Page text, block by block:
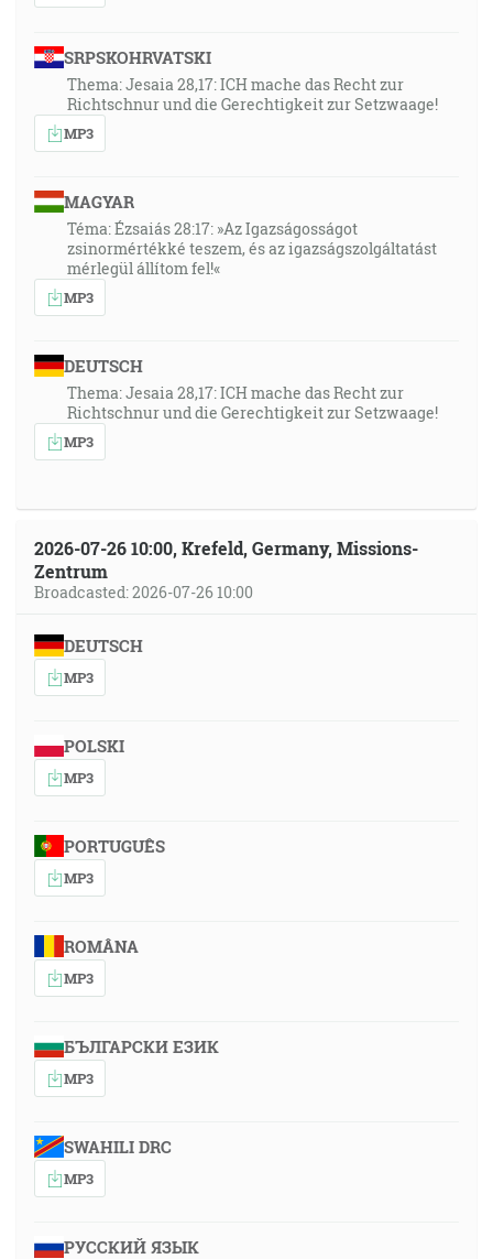
SRPSKOHRVATSKI
Thema: Jesaia 28,17: ICH mache das Recht zur
Richtschnur und die Gerechtigkeit zur Setzwaage!
MP3
MAGYAR
Téma: Ézsaiás 28:17: »Az Igazságosságot
zsinormértékké teszem, és az igazságszolgáltatást
mérlegül állítom fel!«
MP3
DEUTSCH
Thema: Jesaia 28,17: ICH mache das Recht zur
Richtschnur und die Gerechtigkeit zur Setzwaage!
MP3
2026-07-26 10:00, Krefeld, Germany, Missions-
Zentrum
Broadcasted: 2026-07-26 10:00
DEUTSCH
MP3
POLSKI
MP3
PORTUGUÊS
MP3
ROMÂNA
MP3
БЪЛГАРСКИ ЕЗИК
MP3
SWAHILI DRC
MP3
РУССКИЙ ЯЗЫК